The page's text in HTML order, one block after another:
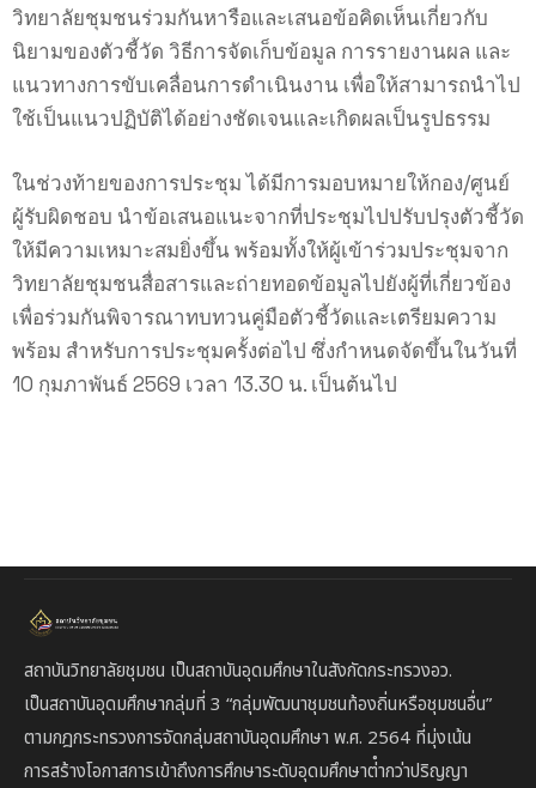
วิทยาลัยชุมชนร่วมกันหารือและเสนอข้อคิดเห็นเกี่ยวกับ
นิยามของตัวชี้วัด วิธีการจัดเก็บข้อมูล การรายงานผล และ
แนวทางการขับเคลื่อนการดำเนินงาน เพื่อให้สามารถนำไป
ใช้เป็นแนวปฏิบัติได้อย่างชัดเจนและเกิดผลเป็นรูปธรรม
ในช่วงท้ายของการประชุม ได้มีการมอบหมายให้กอง/ศูนย์
ผู้รับผิดชอบ นำข้อเสนอแนะจากที่ประชุมไปปรับปรุงตัวชี้วัด
ให้มีความเหมาะสมยิ่งขึ้น พร้อมทั้งให้ผู้เข้าร่วมประชุมจาก
วิทยาลัยชุมชนสื่อสารและถ่ายทอดข้อมูลไปยังผู้ที่เกี่ยวข้อง
เพื่อร่วมกันพิจารณาทบทวนคู่มือตัวชี้วัดและเตรียมความ
พร้อม สำหรับการประชุมครั้งต่อไป ซึ่งกำหนดจัดขึ้นในวันที่
10 กุมภาพันธ์ 2569 เวลา 13.30 น. เป็นต้นไป
สถาบันวิทยาลัยชุมชน เป็นสถาบันอุดมศึกษาในสังกัดกระทรวงอว.
เป็นสถาบันอุดมศึกษากลุ่มที่ 3 “กลุ่มพัฒนาชุมชนท้องถิ่นหรือชุมชนอื่น”
ตามกฎกระทรวงการจัดกลุ่มสถาบันอุดมศึกษา พ.ศ. 2564 ที่มุ่งเน้น
การสร้างโอกาสการเข้าถึงการศึกษาระดับอุดมศึกษาต่ํากว่าปริญญา